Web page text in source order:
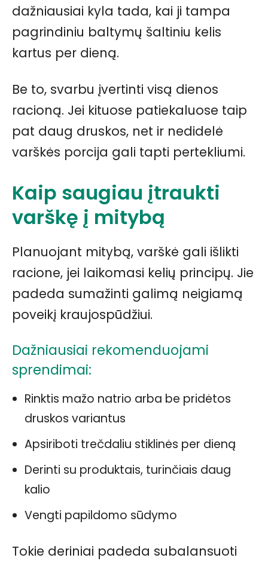
dažniausiai kyla tada, kai ji tampa
pagrindiniu baltymų šaltiniu kelis
kartus per dieną.
Be to, svarbu įvertinti visą dienos
racioną. Jei kituose patiekaluose taip
pat daug druskos, net ir nedidelė
varškės porcija gali tapti pertekliumi.
Kaip saugiau įtraukti
varškę į mitybą
Planuojant mitybą, varškė gali išlikti
racione, jei laikomasi kelių principų. Jie
padeda sumažinti galimą neigiamą
poveikį kraujospūdžiui.
Dažniausiai rekomenduojami
sprendimai:
Rinktis mažo natrio arba be pridėtos
druskos variantus
Apsiriboti trečdaliu stiklinės per dieną
Derinti su produktais, turinčiais daug
kalio
Vengti papildomo sūdymo
Tokie deriniai padeda subalansuoti